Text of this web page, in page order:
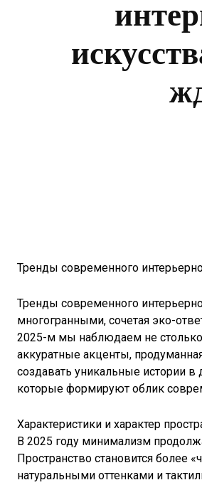
Тренды современного
Тренды современного
многогранными, сочетая эко-
2025-м мы наблюдаем не
аккуратные акценты,
создавать уникальные истории
которые формируют облик
Характеристики и характер
В 2025 году минимализм
Пространство становится более
натуральными оттенками и